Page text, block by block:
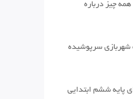
چیز درباره
شهربازی سرپوشیده
پایه ششم ابتدایی